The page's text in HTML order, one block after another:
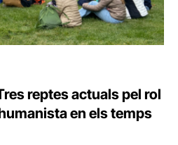
reptes actuals pel rol
en els temps